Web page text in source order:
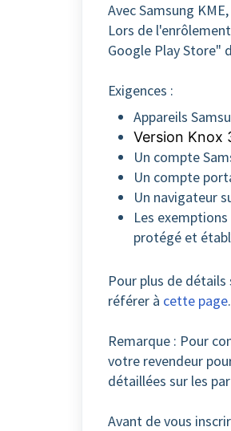
Avec Samsung
Lors de
Google Play Store"
Exigences :
Appareils
Version Knox
Un compte
Un compte
Un navigateur
Les
protégé et
Pour plus de
référer à cette page.
Remarque : Pour
votre revendeur
détaillées sur les
Avant de vous